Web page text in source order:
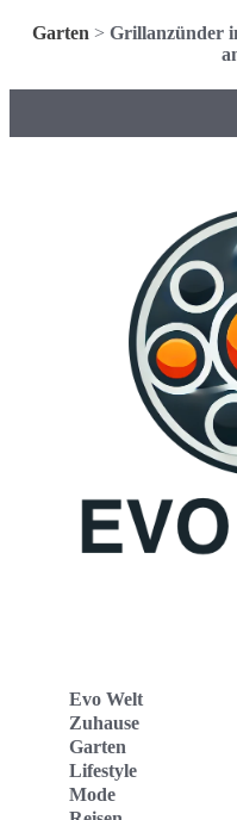
Garten > Grillanzünder
Evo Welt
Zuhause
Garten
Lifestyle
Mode